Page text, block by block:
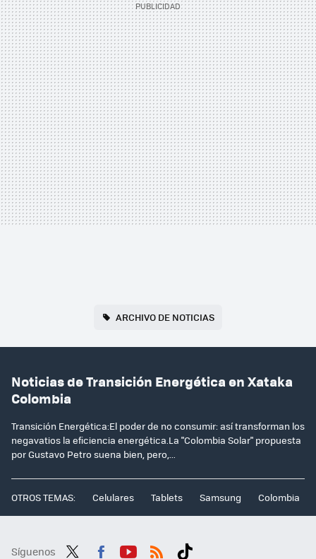
ARCHIVO DE NOTICIAS
Noticias de Transición Energética en Xataka
Colombia
Transición Energética:El poder de no consumir: así transforman los
negavatios la eficiencia energética.La "Colombia Solar" propuesta
por Gustavo Petro suena bien, pero,...
OTROS TEMAS: Celulares Tablets Samsung Colombia
Síguenos